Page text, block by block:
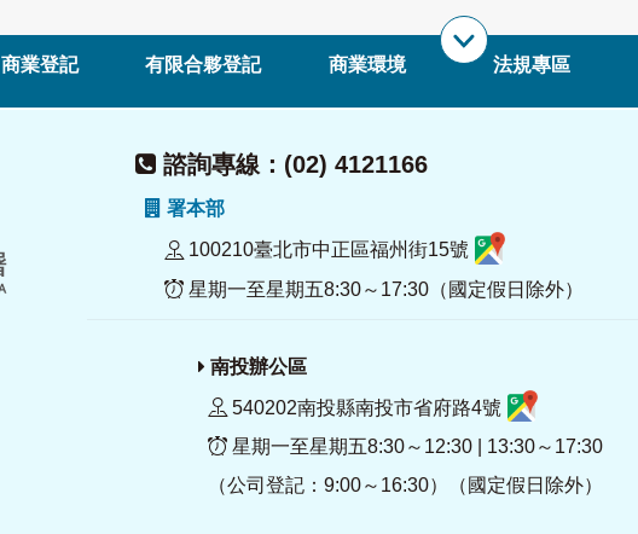
商業登記 有限合夥登記 商業環境 法規專區
諮詢專線：(02) 4121166
署本部
100210臺北市中正區福州街15號
星期一至星期五8:30～17:30（國定假日除外）
南投辦公區
540202南投縣南投市省府路4號
星期一至星期五8:30～12:30 | 13:30～17:30
（公司登記：9:00～16:30）（國定假日除外）